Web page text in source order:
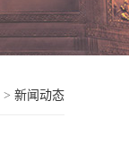
> 新闻动态